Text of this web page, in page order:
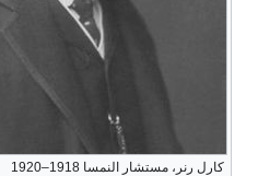
كارل رنر، مستشار النمسا 1918–1920